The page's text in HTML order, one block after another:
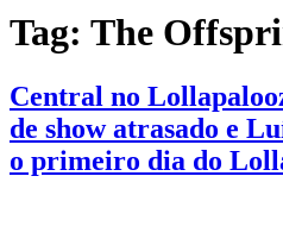
Tag: The
Central no
de show atrasado e
o primeiro dia do